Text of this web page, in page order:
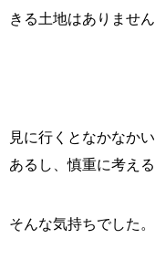
きる土地はありません
見に行くとなかなか
あるし、慎重に考える
そんな気持ちでした。